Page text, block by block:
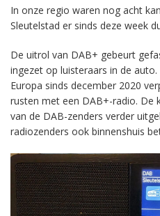
In onze regio waren nog acht
Sleutelstad er sinds deze week
De uitrol van DAB+ gebeurt
ingezet op luisteraars in de
Europa sinds december 2020
rusten met een DAB+-radio. De
van de DAB-zenders verder
radiozenders ook binnenshuis